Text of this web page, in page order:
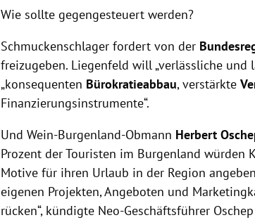
Wie sollte gegengesteuert werden?
Schmuckenschlager fordert von der
freizugeben. Liegenfeld will „verlässliche und
„konsequenten Bürokratieabbau, verstärkte
Finanzierungsinstrumente“.
Und Wein-Burgenland-Obmann Herbert
Prozent der Touristen im Burgenland würden
Motive für ihren Urlaub in der Region
eigenen Projekten, Angeboten und
rücken“, kündigte Neo-Geschäftsführer